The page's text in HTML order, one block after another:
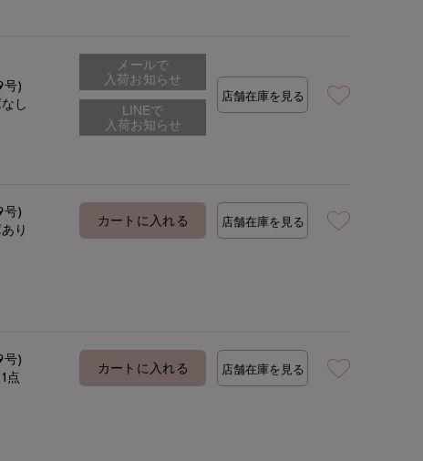
号)
し
メールで
入荷お知らせ
店舗在庫を見る
号)
り
カートに入れる 店舗在庫を見る
号)
点
カートに入れる 店舗在庫を見る